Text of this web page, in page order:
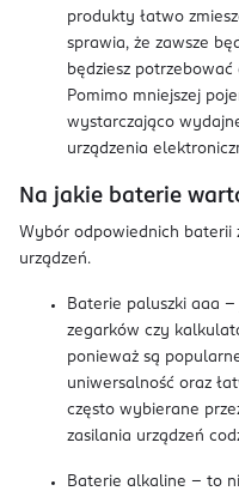
produkty łatwo
sprawia, że zawsze
będziesz
Pomimo mniejszej
wystarczająco
urządzenia
Na jakie baterie
Wybór odpowiednich baterii
urządzeń.
Baterie paluszki aaa
zegarków czy
ponieważ są
uniwersalność oraz
często wybierane
zasilania urządzeń
Baterie alkaline – to